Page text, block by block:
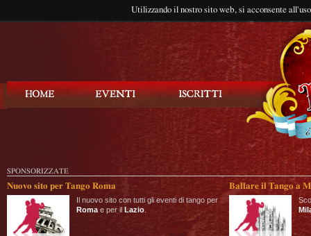
Utilizzando il nostro sito web, si acconsente
SPONSORIZZATE
Nuovo sito per Tango Roma
Il nuovo sito con tutti gli eventi di tango per
Roma e per il Lazio
Ballare il Tango a